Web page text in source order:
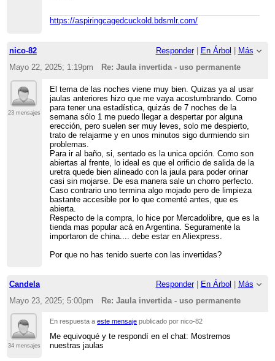
https://aspiringcagedcuckold.bdsmlr.com/
nico-82 Responder| En Árbol
Más
Mayo 22, 2025; 1:19pm
Re: Jaula invertida - uso permanente
23 mensajes
El tema de las noches viene muy bien. Quizas ya al usar
jaulas anteriores hizo que me vaya acostumbrando. Como
para tener una estadística, quizás de 7 noches de la
semana sólo 1 me puedo llegar a despertar por alguna
erección, pero suelen ser muy leves, solo me despierto,
trato de relajarme y en unos minutos sigo durmiendo sin
problemas.
Para ir al baño, si, sentado es la unica opción. Como son
abiertas al frente, lo ideal es que el orificio de salida de la
uretra quede bien alineado con la jaula para poder orinar
casi sin mojarse. De esa manera sale un chorro perfecto.
Caso contrario uno termina algo mojado pero de limpieza
bastante accesible por lo que comenté antes, que es
abierta.
Respecto de la compra, lo hice por Mercadolibre, que es la
tienda mas popular acá en Argentina. Seguramente la
importaron de china.... debe estar en Aliexpress.
Por que no has tenido suerte con las invertidas?
Candela Responder| En Árbol | Más
Mayo 23, 2025; 5:00pm
Re: Jaula invertida - uso permanente
34 mensajes
En respuesta aeste mensaje publicado por nico-82
Me equivoqué y te respondí en el chat: Mostremos
nuestras jaulas